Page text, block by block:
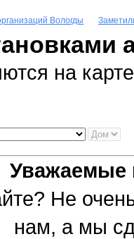
Вологды
на
Уважаемые
Не
нам, а мы